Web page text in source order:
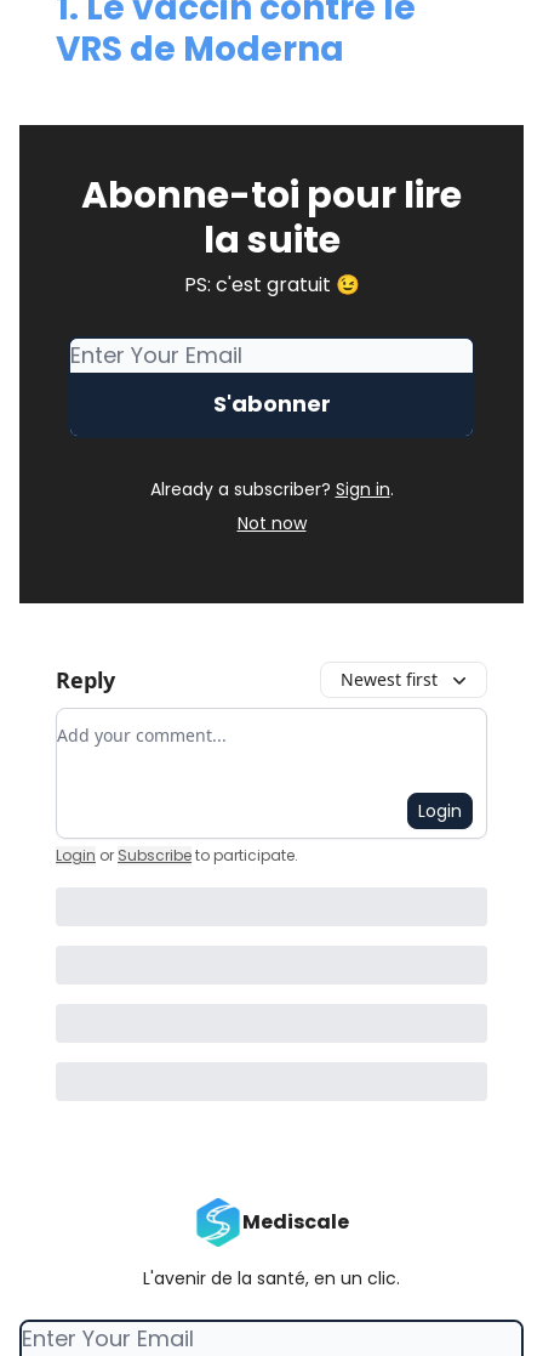
VRS de Moderna
Abonne-toi pour lire
la suite
PS: c'est gratuit 😉
Already a subscriber? Sign in.
Not now
Reply Newest first
Add your comment
Login
Login or Subscribeto participate.
Mediscale
L'avenir de la santé, en un clic.